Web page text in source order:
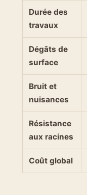
Durée des
travaux
Dégâts de
surface
Bruit et
nuisances
Résistance
aux racines
Coût global